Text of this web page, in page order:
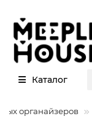
Каталог
органайзеров